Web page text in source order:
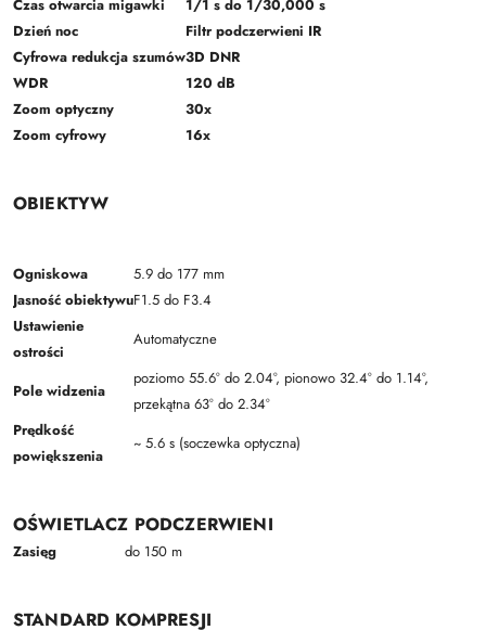
Czas otwarcia migawki
1/1 s do 1/30,000 s
Dzień noc
Filtr podczerwieni IR
Cyfrowa redukcja szumów3D DNR
WDR
120 dB
Zoom optyczny
30x
Zoom cyfrowy
16x
OBIEKTYW
Ogniskowa
5.9 do 177 mm
Jasność obiektywuF1.5 do F3.4
Ustawienie
ostrości
Automatyczne
Pole widzenia
poziomo 55.6° do 2.04°, pionowo 32.4° do 1.14°,
przekątna 63° do 2.34°
Prędkość
powiększenia
~ 5.6 s (soczewka optyczna)
OŚWIETLACZ PODCZERWIENI
Zasięg do 150 m
STANDARD KOMPRESJI